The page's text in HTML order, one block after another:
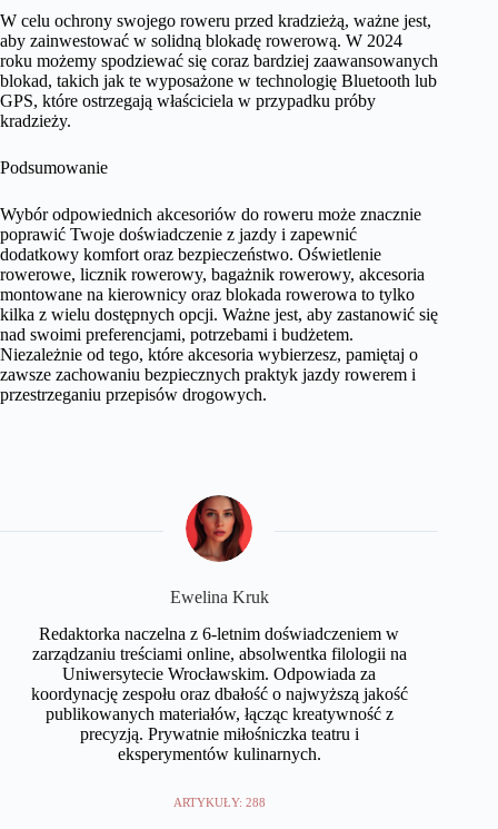
W celu ochrony swojego roweru przed kradzieżą, ważne jest,
aby zainwestować w solidną blokadę rowerową. W 2024
roku możemy spodziewać się coraz bardziej zaawansowanych
blokad, takich jak te wyposażone w technologię Bluetooth lub
GPS, które ostrzegają właściciela w przypadku próby
kradzieży.
Podsumowanie
Wybór odpowiednich akcesoriów do roweru może znacznie
poprawić Twoje doświadczenie z jazdy i zapewnić
dodatkowy komfort oraz bezpieczeństwo. Oświetlenie
rowerowe, licznik rowerowy, bagażnik rowerowy, akcesoria
montowane na kierownicy oraz blokada rowerowa to tylko
kilka z wielu dostępnych opcji. Ważne jest, aby zastanowić się
nad swoimi preferencjami, potrzebami i budżetem.
Niezależnie od tego, które akcesoria wybierzesz, pamiętaj o
zawsze zachowaniu bezpiecznych praktyk jazdy rowerem i
przestrzeganiu przepisów drogowych.
Ewelina Kruk
Redaktorka naczelna z 6-letnim doświadczeniem w
zarządzaniu treściami online, absolwentka filologii na
Uniwersytecie Wrocławskim. Odpowiada za
koordynację zespołu oraz dbałość o najwyższą jakość
publikowanych materiałów, łącząc kreatywność z
precyzją. Prywatnie miłośniczka teatru i
eksperymentów kulinarnych.
ARTYKUŁY: 288